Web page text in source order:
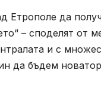
Етрополе да
– споделят от
и с
да бъдем